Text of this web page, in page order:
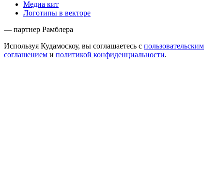
Медиа кит
Логотипы в векторе
— партнер Рамблера
Используя Кудамоскоу, вы соглашаетесь с пользовательским
соглашением и политикой конфиденциальности.